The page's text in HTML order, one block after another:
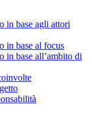
in base agli attori
in base al focus
in base all’ambito di